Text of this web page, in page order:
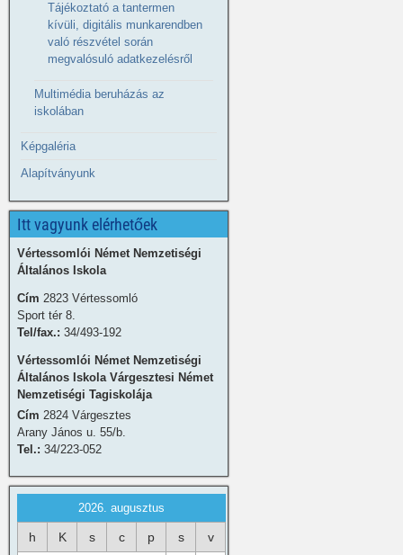
Tájékoztató a tantermen
kívüli, digitális munkarendben
való részvétel során
megvalósuló adatkezelésről
Multimédia beruházás az
iskolában
Képgaléria
Alapítványunk
Itt vagyunk elérhetőek
Vértessomlói Német Nemzetiségi
Általános Iskola
Cím 2823 Vértessomló
Sport tér 8.
Tel/fax.: 34/493-192
Vértessomlói Német Nemzetiségi
Általános Iskola Várgesztesi Német
Nemzetiségi Tagiskolája
Cím 2824 Várgesztes
Arany János u. 55/b.
Tel.: 34/223-052
2026. augusztus
h K s c p s v